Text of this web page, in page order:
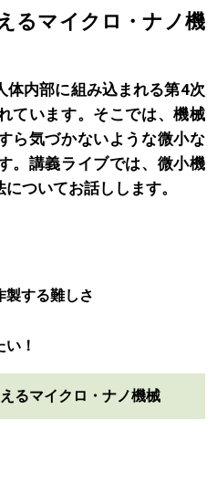
るマイクロ・ナノ機
体内部に組み込まれる第4次
ています。そこでは、機械
ら気づかないような微小な
。講義ライブでは、微小機
ついてお話しします。
製する難しさ
！
るマイクロ・ナノ機械